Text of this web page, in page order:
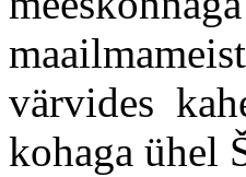
värvides
kohaga ühel